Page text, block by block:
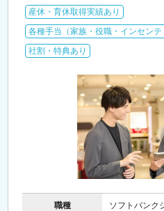
産休・育休取得実績あり
各種手当（家族・役職・インセンテ
社割・特典あり
職種 ソフトバンク